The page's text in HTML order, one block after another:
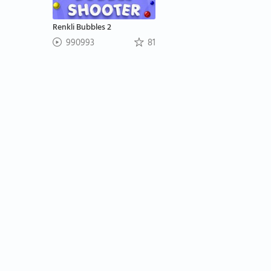
Renkli Bubbles 2
990993 81